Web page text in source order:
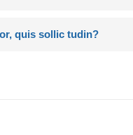
quis sollic tudin?